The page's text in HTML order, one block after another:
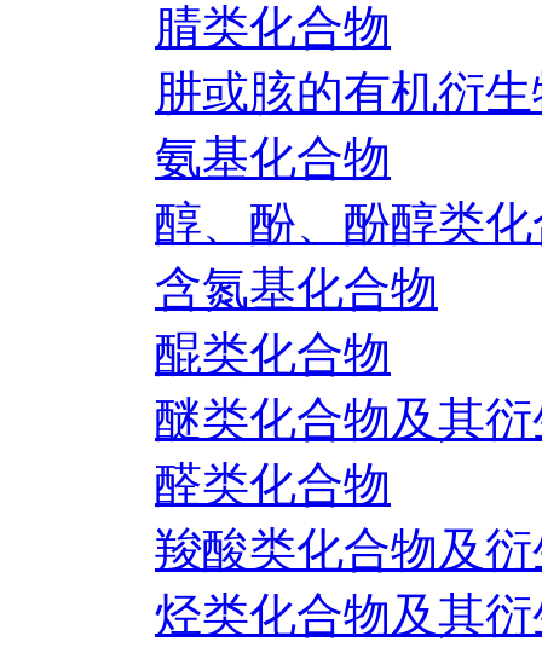
腈类化合物
肼或胲的有机衍
氨基化合物
醇、酚、酚醇类
含氮基化合物
醌类化合物
醚类化合物及其
醛类化合物
羧酸类化合物及
烃类化合物及其